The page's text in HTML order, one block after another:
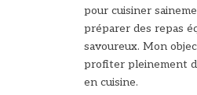
pour cuisiner
préparer des repas
savoureux. Mon
profiter pleinement
en cuisine.